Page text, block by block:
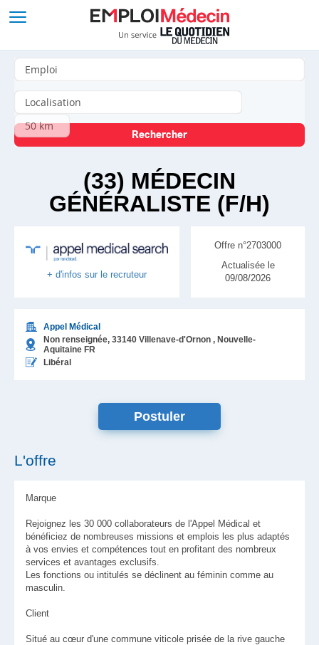
(33) MÉDECIN
GÉNÉRALISTE (F/H)
+ d'infos sur le recruteur
Appel Médical
Non renseignée, 33140 Villenave-d'Ornon , Nouvelle-
Aquitaine FR
Libéral
Offre n°2703000
Actualisée le
09/08/2026
L'offre
Marque
Rejoignez les 30 000 collaborateurs de l'Appel Médical et
bénéficiez de nombreuses missions et emplois les plus adaptés
à vos envies et compétences tout en profitant des nombreux
services et avantages exclusifs.
Les fonctions ou intitulés se déclinent au féminin comme au
masculin.
Client
Situé au cœur d'une commune viticole prisée de la rive gauche